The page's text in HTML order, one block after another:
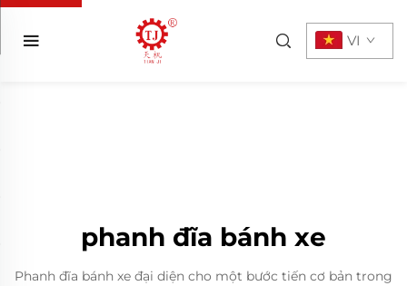
VI
phanh đĩa bánh xe
Phanh đĩa bánh xe đại diện cho một bước tiến cơ bản trong